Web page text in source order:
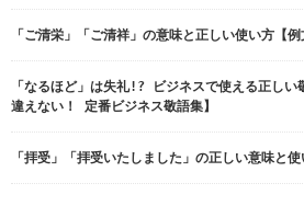
「ご清栄」「ご清祥」の意味と正しい使い方【例
「なるほど」は失礼!? ビジネスで使える正し
違えない！ 定番ビジネス敬語集】
「拝受」「拝受いたしました」の正しい意味と